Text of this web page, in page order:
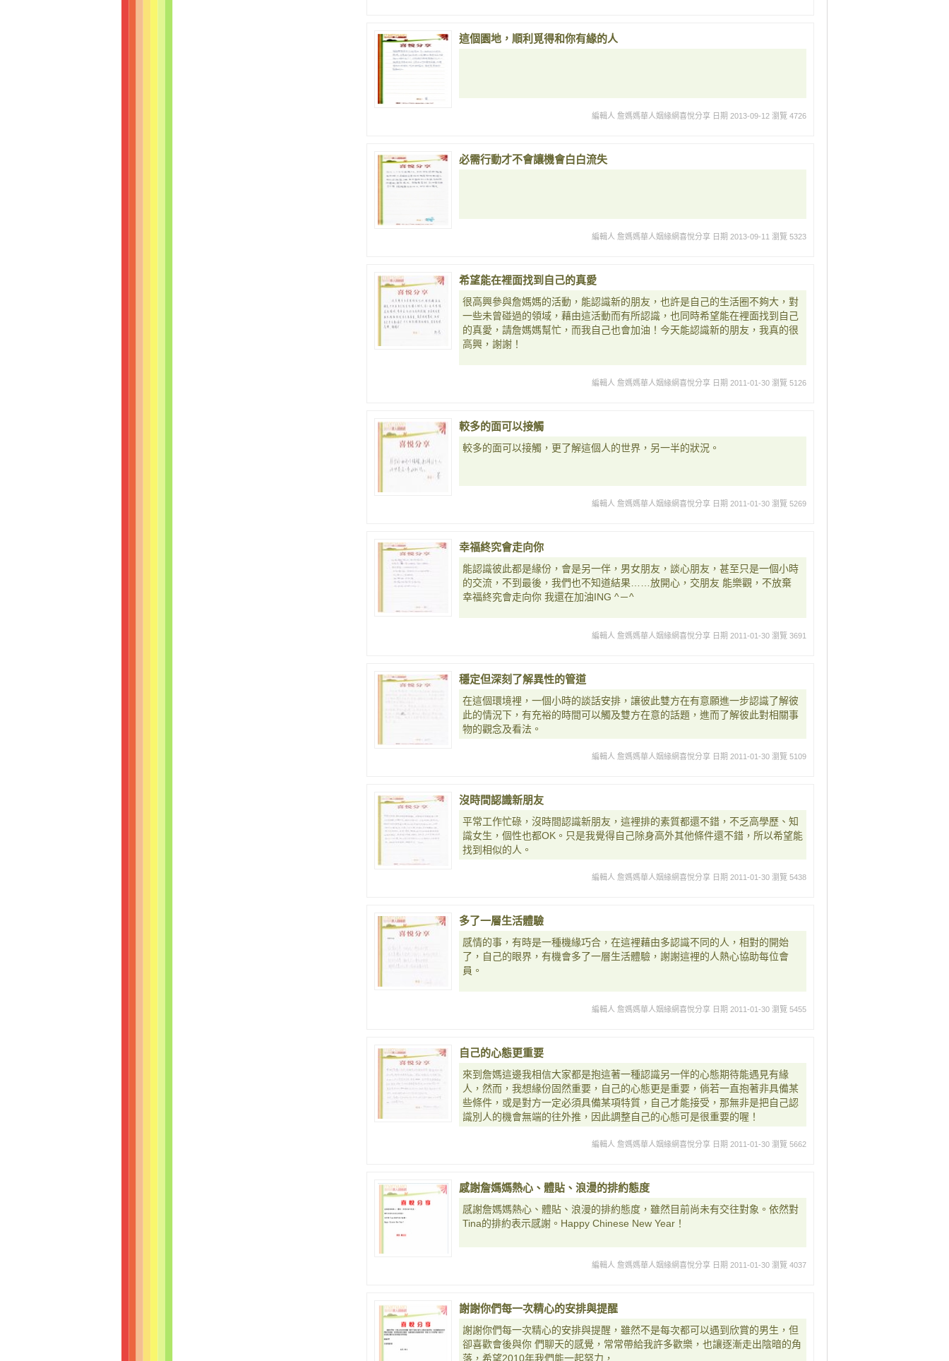
這個園地，順利覓得和你有緣的人
編輯人 詹媽媽華人姻緣網喜悅分享 日期 2013-09-12 瀏覽 4726
必需行動才不會讓機會白白流失
編輯人 詹媽媽華人姻緣網喜悅分享 日期 2013-09-11 瀏覽 5323
希望能在裡面找到自己的真愛
很高興參與詹媽媽的活動，能認識新的朋友，也許是自己的生活圈不夠大，對
一些未曾碰過的領域，藉由這活動而有所認識，也同時希望能在裡面找到自己
的真愛，請詹媽媽幫忙，而我自己也會加油！今天能認識新的朋友，我真的很
高興，謝謝！
編輯人 詹媽媽華人姻緣網喜悅分享 日期 2011-01-30 瀏覽 5126
較多的面可以接觸
較多的面可以接觸，更了解這個人的世界，另一半的狀況。
編輯人 詹媽媽華人姻緣網喜悅分享 日期 2011-01-30 瀏覽 5269
幸福終究會走向你
能認識彼此都是緣份，會是另一伴，男女朋友，談心朋友，甚至只是一個小時
的交流，不到最後，我們也不知道結果……放開心，交朋友 能樂觀，不放棄
幸福終究會走向你 我還在加油ING ^－^
編輯人 詹媽媽華人姻緣網喜悅分享 日期 2011-01-30 瀏覽 3691
穩定但深刻了解異性的管道
在這個環境裡，一個小時的談話安排，讓彼此雙方在有意願進一步認識了解彼
此的情況下，有充裕的時間可以觸及雙方在意的話題，進而了解彼此對相關事
物的觀念及看法。
編輯人 詹媽媽華人姻緣網喜悅分享 日期 2011-01-30 瀏覽 5109
沒時間認識新朋友
平常工作忙碌，沒時間認識新朋友，這裡排的素質都還不錯，不乏高學歷、知
識女生，個性也都OK。只是我覺得自己除身高外其他條件還不錯，所以希望能
找到相似的人。
編輯人 詹媽媽華人姻緣網喜悅分享 日期 2011-01-30 瀏覽 5438
多了一層生活體驗
感情的事，有時是一種機緣巧合，在這裡藉由多認識不同的人，相對的開始
了，自己的眼界，有機會多了一層生活體驗，謝謝這裡的人熱心協助每位會
員。
編輯人 詹媽媽華人姻緣網喜悅分享 日期 2011-01-30 瀏覽 5455
自己的心態更重要
來到詹媽這邊我相信大家都是抱這著一種認識另一伴的心態期待能遇見有緣
人，然而，我想緣份固然重要，自己的心態更是重要，倘若一直抱著非具備某
些條件，或是對方一定必須具備某項特質，自己才能接受，那無非是把自己認
識別人的機會無端的往外推，因此調整自己的心態可是很重要的喔！
編輯人 詹媽媽華人姻緣網喜悅分享 日期 2011-01-30 瀏覽 5662
感謝詹媽媽熱心、體貼、浪漫的排約態度
感謝詹媽媽熱心、體貼、浪漫的排約態度，雖然目前尚未有交往對象。依然對
Tina的排約表示感謝。Happy Chinese New Year！
編輯人 詹媽媽華人姻緣網喜悅分享 日期 2011-01-30 瀏覽 4037
謝謝你們每一次精心的安排與提醒
謝謝你們每一次精心的安排與提醒，雖然不是每次都可以遇到欣賞的男生，但
卻喜歡會後與你 們聊天的感覺，常常帶給我許多歡樂，也讓逐漸走出陰暗的角
落，希望2010年我們能一起努力，